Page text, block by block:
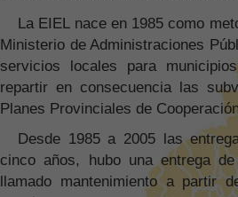
La EIEL nace en 1985 como
Ministerio de Administraciones
servicios locales para
repartir en consecuencia las
Planes Provinciales de
Desde 1985 a 2005 las
cinco años, hubo una entrega
llamado mantenimiento a partir